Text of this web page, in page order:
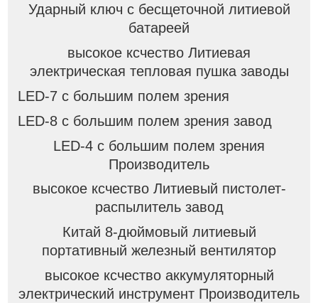
Ударный ключ с бесщеточной литиевой
батареей
высокое ксчество Литиевая
электрическая тепловая пушка заводы
LED-7 с большим полем зрения
LED-8 с большим полем зрения завод
LED-4 с большим полем зрения
Производитель
высокое ксчество Литиевый пистолет-
распылитель завод
Китай 8-дюймовый литиевый
портативный железный вентилятор
высокое ксчество аккумуляторный
электрический инструмент Производитель